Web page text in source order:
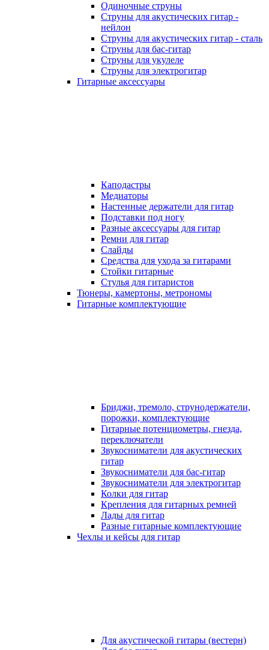
Одиночные струны
Струны для акустических гитар -
нейлон
Струны для акустических гитар - сталь
Струны для бас-гитар
Струны для укулеле
Струны для электрогитар
Гитарные аксессуары
Каподастры
Медиаторы
Настенные держатели для гитар
Подставки под ногу
Разные аксессуары для гитар
Ремни для гитар
Слайды
Средства для ухода за гитарами
Стойки гитарные
Стулья для гитаристов
Тюнеры, камертоны, метрономы
Гитарные комплектующие
Бриджи, тремоло, струнодержатели,
порожки, комплектующие
Гитарные потенциометры, гнезда,
переключатели
Звукосниматели для акустических
гитар
Звукосниматели для бас-гитар
Звукосниматели для электрогитар
Колки для гитар
Крепления для гитарных ремней
Лады для гитар
Разные гитарные комплектующие
Чехлы и кейсы для гитар
Для акустической гитары (вестерн)